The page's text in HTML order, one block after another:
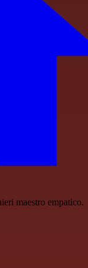
maestro empatico.